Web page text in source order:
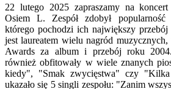
22 lutego 2025 zapraszamy na
Osiem L. Zespół zdobył
którego pochodzi ich największy
jest laureatem wielu nagród
Awards za album i przebój roku
również obfitowały w wiele znanych
kiedy", "Smak zwycięstwa" czy
ukazało się 5 singli zespołu: "Zanim